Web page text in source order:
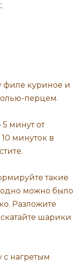
филе куриное и
перцем.
минут от
минуток в
такие
можно было
Разложите
шарики
с нагретым